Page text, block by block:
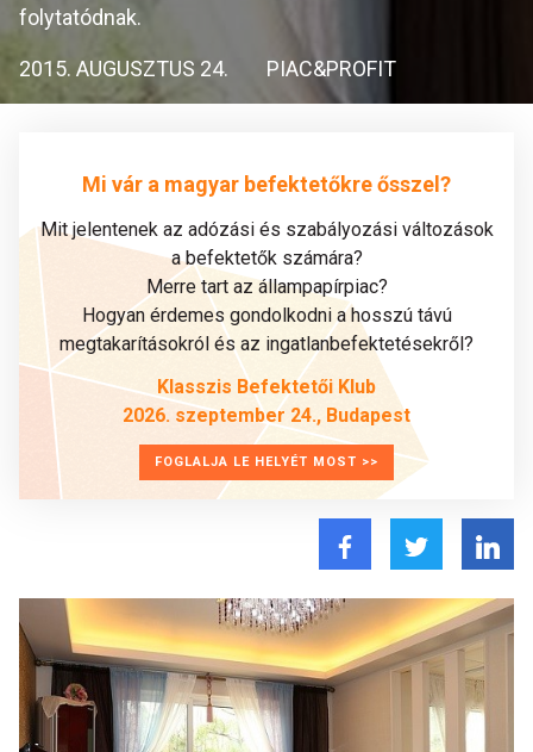
folytatódnak.
2015. AUGUSZTUS 24. PIAC&PROFIT
Mi vár a magyar befektetőkre ősszel?
Mit jelentenek az adózási és szabályozási változások
a befektetők számára?
Merre tart az állampapírpiac?
Hogyan érdemes gondolkodni a hosszú távú
megtakarításokról és az ingatlanbefektetésekről?
Klasszis Befektetői Klub
2026. szeptember 24., Budapest
FOGLALJA LE HELYÉT MOST >>